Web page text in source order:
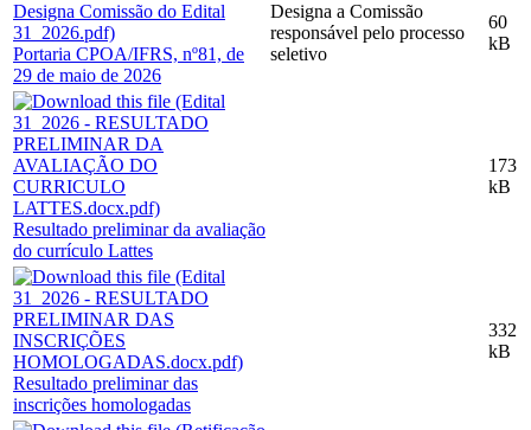
Portaria CPOA/IFRS, nº81, de
29 de maio de 2026
Designa a Comissão
responsável pelo processo
seletivo
60
kB
Resultado preliminar da avaliação
do currículo Lattes
173
kB
Resultado preliminar das
inscrições homologadas
332
kB